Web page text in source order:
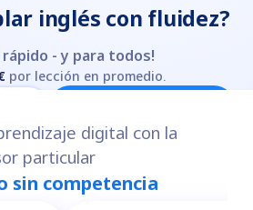
inglés con fluidez?
rápido - y para todos!
por lección en promedio.
digital con la
particular
sin competencia